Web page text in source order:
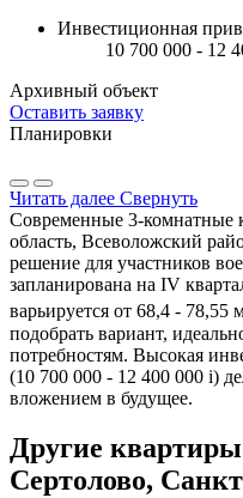
Инвестиционная
10 700 000 - 12
Архивный объект
Оставить заявку
Планировки
Читать далее Свернуть
Современные 3-комнатные
область, Всеволожский
решение для участников
запланирована на IV
варьируется от 68,4 - 78,55
подобрать вариант,
потребностям. Высокая
(10 700 000 - 12 400 000 i)
вложением в будущее.
Другие
Сертолово,